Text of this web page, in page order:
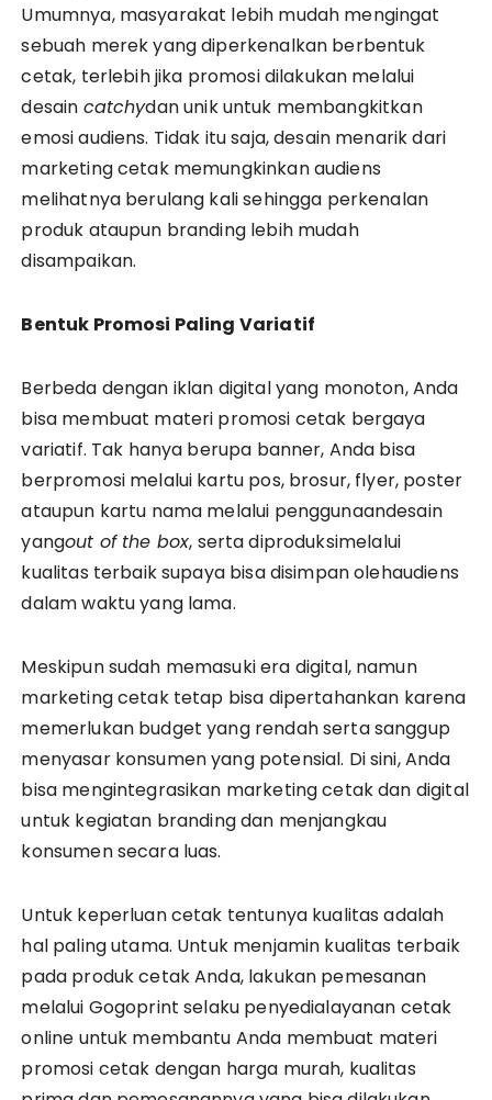
Umumnya, masyarakat lebih mudah mengingat
sebuah merek yang diperkenalkan berbentuk
cetak, terlebih jika promosi dilakukan melalui
desain catchydan unik untuk membangkitkan
emosi audiens. Tidak itu saja, desain menarik dari
marketing cetak memungkinkan audiens
melihatnya berulang kali sehingga perkenalan
produk ataupun branding lebih mudah
disampaikan.
Bentuk Promosi Paling Variatif
Berbeda dengan iklan digital yang monoton, Anda
bisa membuat materi promosi cetak bergaya
variatif. Tak hanya berupa banner, Anda bisa
berpromosi melalui kartu pos, brosur, flyer, poster
ataupun kartu nama melalui penggunaandesain
yangout of the box, serta diproduksimelalui
kualitas terbaik supaya bisa disimpan olehaudiens
dalam waktu yang lama.
Meskipun sudah memasuki era digital, namun
marketing cetak tetap bisa dipertahankan karena
memerlukan budget yang rendah serta sanggup
menyasar konsumen yang potensial. Di sini, Anda
bisa mengintegrasikan marketing cetak dan digital
untuk kegiatan branding dan menjangkau
konsumen secara luas.
Untuk keperluan cetak tentunya kualitas adalah
hal paling utama. Untuk menjamin kualitas terbaik
pada produk cetak Anda, lakukan pemesanan
melalui Gogoprint selaku penyedialayanan cetak
online untuk membantu Anda membuat materi
promosi cetak dengan harga murah, kualitas